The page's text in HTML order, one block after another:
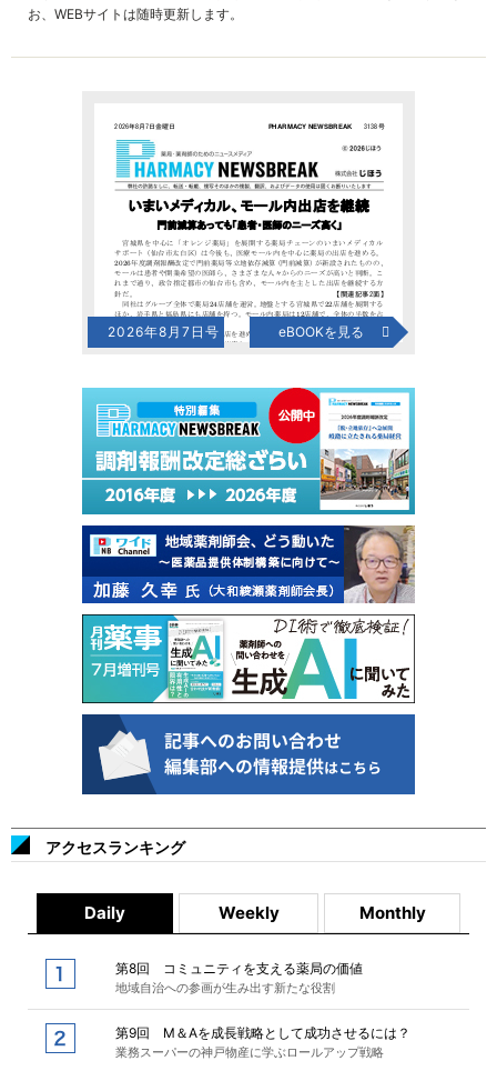
お、WEBサイトは随時更新します。
2026年8月7日号 eBOOKを見る
アクセスランキング
Daily Weekly Monthly
第8回 コミュニティを支える薬局の価値
地域自治への参画が生み出す新たな役割
第9回 M＆Aを成長戦略として成功させるには？
業務スーパーの神戸物産に学ぶロールアップ戦略